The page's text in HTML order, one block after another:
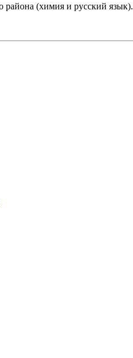
района (химия и русский язык).